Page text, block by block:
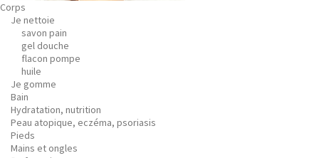
Corps
Je nettoie
savon pain
gel douche
flacon pompe
huile
Je gomme
Bain
Hydratation, nutrition
Peau atopique, eczéma, psoriasis
Pieds
Mains et ongles